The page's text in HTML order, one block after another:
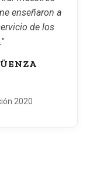
enseñaron a
de los
2020